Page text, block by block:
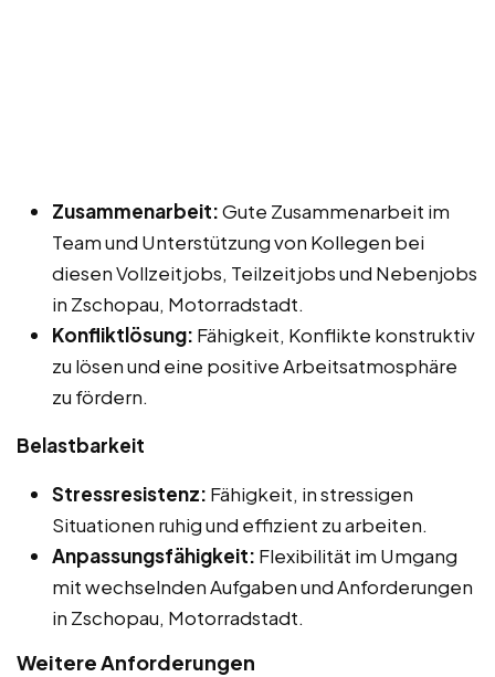
Zusammenarbeit:Gute Zusammenarbeit im
Team und Unterstützung von Kollegen bei
diesen Vollzeitjobs, Teilzeitjobs und Nebenjobs
in Zschopau, Motorradstadt.
Konfliktlösung: Fähigkeit, Konflikte konstruktiv
zu lösen und eine positive Arbeitsatmosphäre
zu fördern.
Belastbarkeit
Stressresistenz: Fähigkeit, in stressigen
Situationen ruhig und effizient zu arbeiten.
Anpassungsfähigkeit: Flexibilität im Umgang
mit wechselnden Aufgaben und Anforderungen
in Zschopau, Motorradstadt.
Weitere Anforderungen